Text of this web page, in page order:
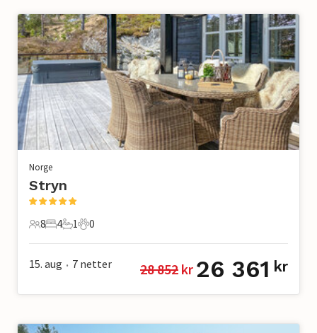
Norge
Stryn
8 Gjester
8
4 Soverom
4
1 Bad
1
0 Kjæledyr
0
15. aug • 7 netter 28 852 kr 26 361 kr